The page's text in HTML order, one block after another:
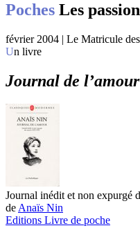
Poches Les
février 2004 | Le Matricule
Un livre
Journal de l’amour
Journal inédit et non expurgé
deAnaïs Nin
Editions Livre de poche